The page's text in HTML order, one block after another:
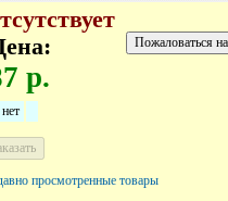
р.
нет
просмотренные товары